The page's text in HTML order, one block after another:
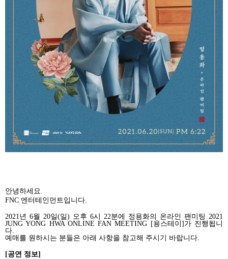
안녕하세요.
FNC 엔터테인먼트입니다.
2021년 6월 20일(일) 오후 6시 22분에 정용화의 온라인 팬미팅 2021
JUNG YONG HWA ONLINE FAN MEETING [용스테이 ] 가 진행됩니
다.
예매를 원하시는 분들은 아래 사항을 참고해 주시기 바랍니다.
[공연 정보]